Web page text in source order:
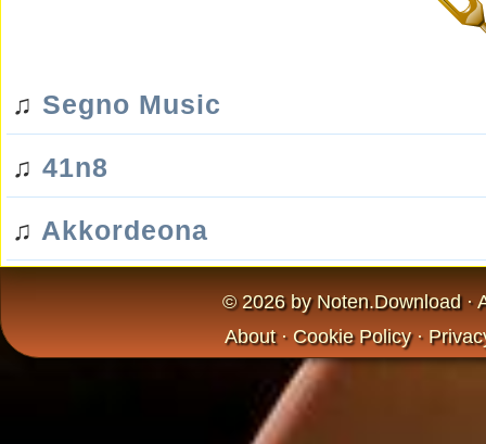
♫ Segno Music
♫ 41n8
♫ Akkordeona
© 2026 byNoten.Download·
About· Cookie Policy·